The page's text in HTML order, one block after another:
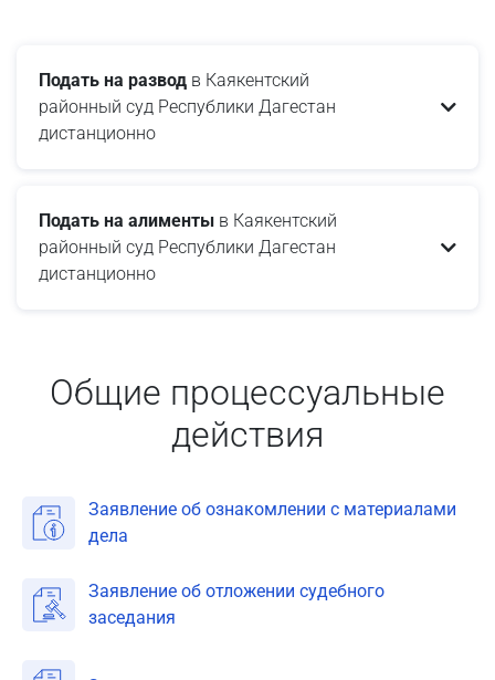
Подать на развод в Каякентский
районный суд Республики Дагестан
дистанционно
Подать на алименты в Каякентский
районный суд Республики Дагестан
дистанционно
Общие процессуальные
действия
Заявление об ознакомлении с материалами
дела
Заявление об отложении судебного
заседания